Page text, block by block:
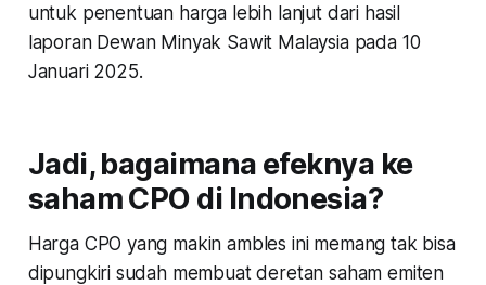
untuk penentuan harga lebih lanjut dari hasil
laporan Dewan Minyak Sawit Malaysia pada 10
Januari 2025.
Jadi, bagaimana efeknya ke
saham CPO di Indonesia?
Harga CPO yang makin ambles ini memang tak bisa
dipungkiri sudah membuat deretan saham emiten